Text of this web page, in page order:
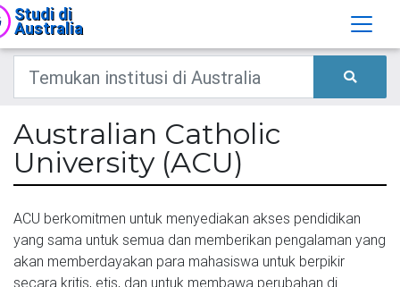
Studi di
Australia
Australian Catholic
University (ACU)
ACU berkomitmen untuk menyediakan akses pendidikan
yang sama untuk semua dan memberikan pengalaman yang
akan memberdayakan para mahasiswa untuk berpikir
secara kritis, etis, dan untuk membawa perubahan di